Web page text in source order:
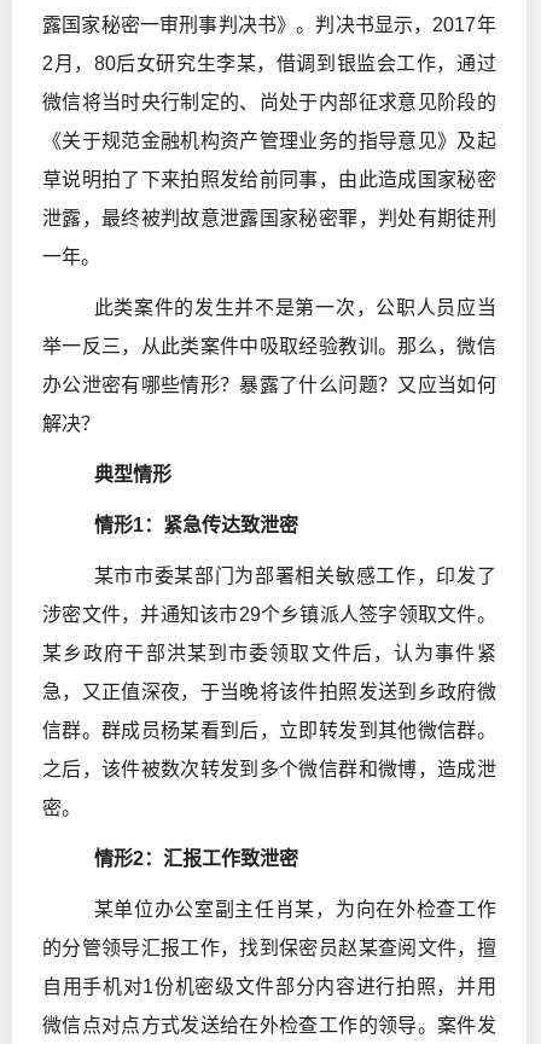
露国家秘密一审刑事判决书》。判决书显示，2017年
2月，80后女研究生李某，借调到银监会工作，通过
微信将当时央行制定的、尚处于内部征求意见阶段的
《关于规范金融机构资产管理业务的指导意见》及起
草说明拍了下来拍照发给前同事，由此造成国家秘密
泄露，最终被判故意泄露国家秘密罪，判处有期徒刑
一年。
此类案件的发生并不是第一次，公职人员应当
举一反三，从此类案件中吸取经验教训。那么，微信
办公泄密有哪些情形？暴露了什么问题？又应当如何
解决？
典型情形
情形1：紧急传达致泄密
某市市委某部门为部署相关敏感工作，印发了
涉密文件，并通知该市29个乡镇派人签字领取文件。
某乡政府干部洪某到市委领取文件后，认为事件紧
急，又正值深夜，于当晚将该件拍照发送到乡政府微
信群。群成员杨某看到后，立即转发到其他微信群。
之后，该件被数次转发到多个微信群和微博，造成泄
密。
情形2：汇报工作致泄密
某单位办公室副主任肖某，为向在外检查工作
的分管领导汇报工作，找到保密员赵某查阅文件，擅
自用手机对1份机密级文件部分内容进行拍照，并用
微信点对点方式发送给在外检查工作的领导。案件发